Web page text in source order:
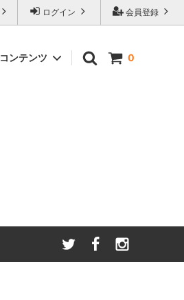
会員登録
ログイン
0
コンテンツ